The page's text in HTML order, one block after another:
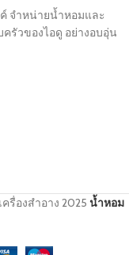
จำหน่ายน้ำหอมและ
รัวของไอดู อย่างอบอุ่น
รื่องสำอาง 2025 น้ำหอม